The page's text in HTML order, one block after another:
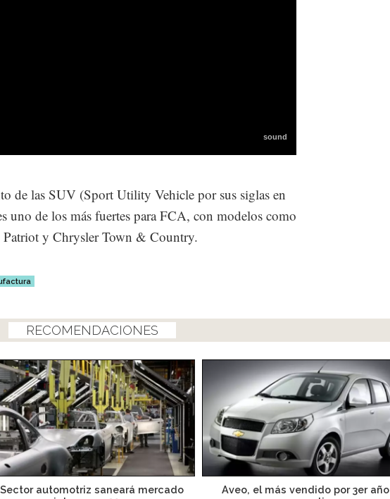
de las SUV (Sport Utility Vehicle por sus siglas en
uno de los más fuertes para FCA, con modelos como
Patriot y Chrysler Town & Country.
RECOMENDACIONES
Sector automotriz saneará mercado
Aveo, el más vendido por 3er año